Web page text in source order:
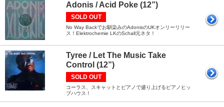
Adonis / Acid Poke (12”)
SOLD OUT
No Way Backでお馴染みのAdonisのUKオンリーリリー
ス！Elektrochemie LKのSchall元ネタ！
Tyree / Let The Music Take
Control (12”)
SOLD OUT
コーラス、スキャットとピアノで盛り上げるピアノヒッ
プハウス！